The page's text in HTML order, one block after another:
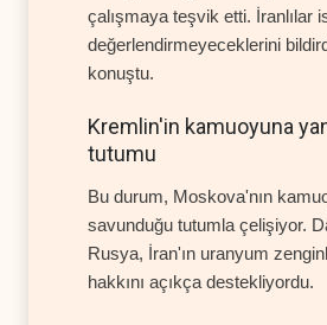
çalışmaya teşvik etti. İranlılar
değerlendirmeyeceklerini
konuştu.
Kremlin'in kamuoyuna
tutumu
Bu durum, Moskova'nın
savunduğu tutumla çelişiyor.
Rusya, İran'ın uranyum
hakkını açıkça destekliyordu.